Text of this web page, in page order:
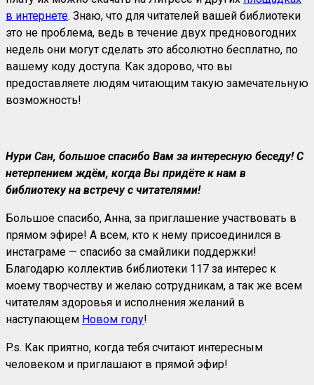
в интернете. Знаю, что для читателей вашей библиотеки
это не проблема, ведь в течение двух предновогодних
недель они могут сделать это абсолютно бесплатно, по
вашему коду доступа. Как здорово, что вы
предоставляете людям читающим такую замечательную
возможность!
Нури Сан, большое спасибо Вам за интересную беседу! С
нетерпением ждём, когда Вы придёте к нам в
библиотеку на встречу с читателями!
Большое спасибо, Анна, за приглашение участвовать в
прямом эфире! А всем, кто к нему присоединился в
инстаграме — спасибо за смайлики поддержки!
Благодарю коллектив библиотеки 117 за интерес к
моему творчеству и желаю сотрудникам, а так же всем
читателям здоровья и исполнения желаний в
наступающем Новом году!
P.s. Как приятно, когда тебя считают интересным
человеком и приглашают в прямой эфир!